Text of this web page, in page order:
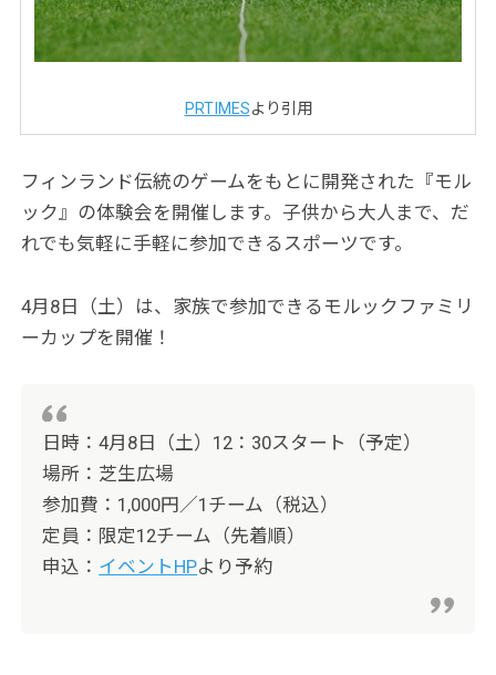
PRTIMESより引用
フィンランド伝統のゲームをもとに開発された『モル
ック』の体験会を開催します。子供から大人まで、だ
れでも気軽に手軽に参加できるスポーツです。
4月8日（土）は、家族で参加できるモルックファミリ
ーカップを開催！
日時：4月8日（土）12：30スタート（予定）
場所：芝生広場
参加費：1,000円／1チーム（税込）
定員：限定12チーム（先着順）
申込： イベントHPより予約